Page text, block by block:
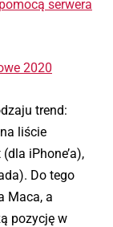
serwera
2020
trend:
liście
iPhone’a),
Do tego
Maca, a
pozycję w